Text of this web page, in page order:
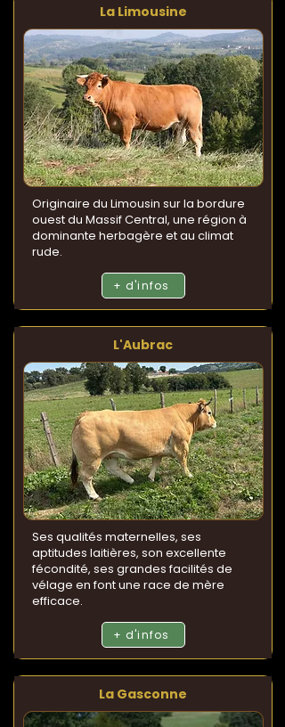
La Limousine
Originaire du Limousin sur la bordure
ouest du Massif Central, une région à
dominante herbagère et au climat
rude.
+ d'infos
L'Aubrac
Ses qualités maternelles, ses
aptitudes laitières, son excellente
fécondité, ses grandes facilités de
vélage en font une race de mère
efficace.
+ d'infos
La Gasconne